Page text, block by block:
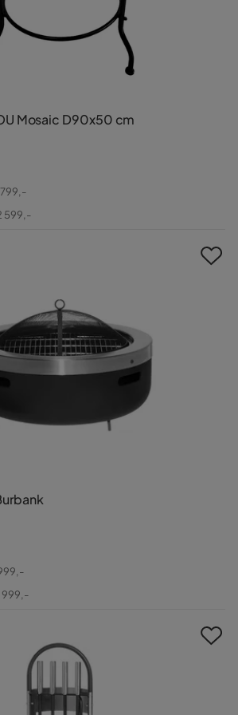
Mosaic D90x50 cm
599,-
999,-